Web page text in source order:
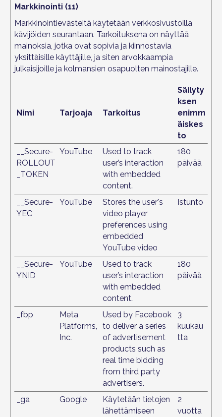
Markkinointi (11)
Markkinointievästeitä käytetään verkkosivustoilla
kävijöiden seurantaan. Tarkoituksena on näyttää
mainoksia, jotka ovat sopivia ja kiinnostavia
yksittäisille käyttäjille, ja siten arvokkaampia
julkaisijoille ja kolmansien osapuolten mainostajille.
Nimi Tarjoaja Tarkoitus
Säilyty
ksen
enimm
äiskes
to
__Secure-
ROLLOUT
_TOKEN
YouTube
Used to track
user’s interaction
with embedded
content.
180
päivää
__Secure-
YEC
YouTube
Stores the user's
video player
preferences using
embedded
YouTube video
Istunto
__Secure-
YNID
YouTube
Used to track
user’s interaction
with embedded
content.
180
päivää
_fbp
Meta
Platforms,
Inc.
Used by Facebook
to deliver a series
of advertisement
products such as
real time bidding
from third party
advertisers.
3
kuukau
tta
_ga Google
Käytetään tietojen
lähettämiseen
2
vuotta